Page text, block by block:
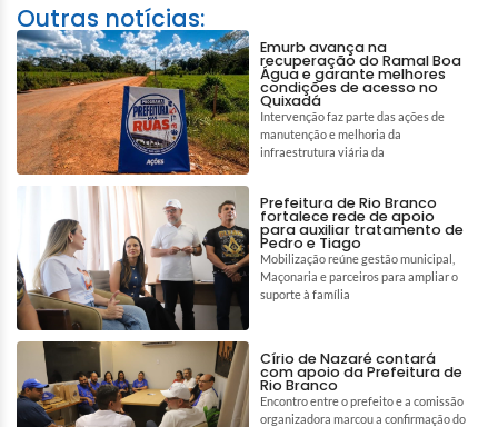
Outras notícias:
Emurb avança na
recuperação do Ramal Boa
Água e garante melhores
condições de acesso no
Quixadá
Intervenção faz parte das ações de
manutenção e melhoria da
infraestrutura viária da
Prefeitura de Rio Branco
fortalece rede de apoio
para auxiliar tratamento de
Pedro e Tiago
Mobilização reúne gestão municipal,
Maçonaria e parceiros para ampliar o
suporte à família
Círio de Nazaré contará
com apoio da Prefeitura de
Rio Branco
Encontro entre o prefeito e a comissão
organizadora marcou a confirmação do